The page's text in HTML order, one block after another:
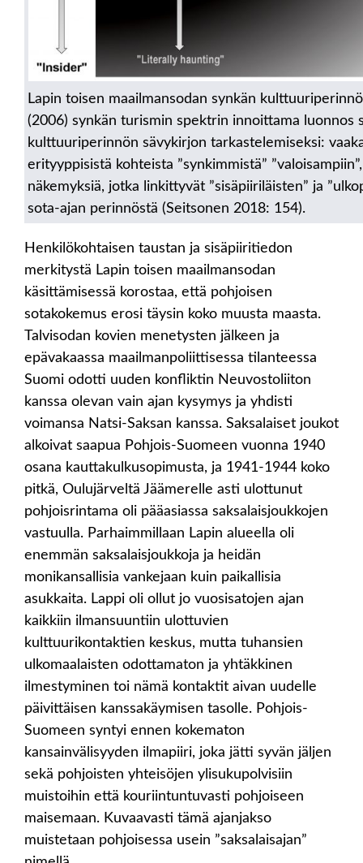
Lapin toisen maailmansodan synkän
(2006) synkän turismin spektrin innoittama luonnos
kulttuuriperinnön sävykirjon tarkastelemiseksi:
erityyppisistä kohteista ”synkimmistä”
näkemyksiä, jotka linkittyvät ”sisäpiiriläisten” ja
sota-ajan perinnöstä (Seitsonen 2018: 154).
Henkilökohtaisen taustan ja sisäpiiritiedon
merkitystä Lapin toisen maailmansodan
käsittämisessä korostaa, että pohjoisen
sotakokemus erosi täysin koko muusta maasta.
Talvisodan kovien menetysten jälkeen ja
epävakaassa maailmanpoliittisessa tilanteessa
Suomi odotti uuden konfliktin Neuvostoliiton
kanssa olevan vain ajan kysymys ja yhdisti
voimansa Natsi-Saksan kanssa. Saksalaiset joukot
alkoivat saapua Pohjois-Suomeen vuonna 1940
osana kauttakulkusopimusta, ja 1941-1944 koko
pitkä, Oulujärveltä Jäämerelle asti ulottunut
pohjoisrintama oli pääasiassa saksalaisjoukkojen
vastuulla. Parhaimmillaan Lapin alueella oli
enemmän saksalaisjoukkoja ja heidän
monikansallisia vankejaan kuin paikallisia
asukkaita. Lappi oli ollut jo vuosisatojen ajan
kaikkiin ilmansuuntiin ulottuvien
kulttuurikontaktien keskus, mutta tuhansien
ulkomaalaisten odottamaton ja yhtäkkinen
ilmestyminen toi nämä kontaktit aivan uudelle
päivittäisen kanssakäymisen tasolle. Pohjois-
Suomeen syntyi ennen kokematon
kansainvälisyyden ilmapiiri, joka jätti syvän jäljen
sekä pohjoisten yhteisöjen ylisukupolvisiin
muistoihin että kouriintuntuvasti pohjoiseen
maisemaan. Kuvaavasti tämä ajanjakso
muistetaan pohjoisessa usein ”saksalaisajan”